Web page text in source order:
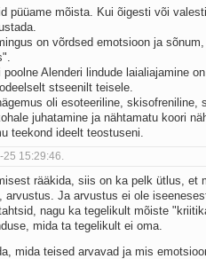
püüame mõista. Kui õigesti või
on võrdsed emotsioon ja
Alenderi lindude laialiajamine
stseenilt teisele.
oli esoteeriline, skisofreniline,
juhatamine ja nähtamatu koori
teekond ideelt teostuseni.
25 15:29:46.
rääkida, siis on ka pelk ütlus, et
arvustus. Ja arvustus ei ole
nagu ka tegelikult mõiste
mida ta tegelikult ei oma.
mida teised arvavad ja mis